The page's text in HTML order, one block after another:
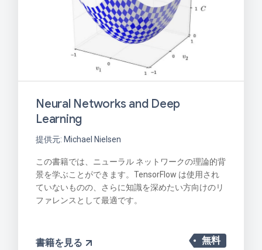
Neural Networks and Deep
Learning
提供元: Michael Nielsen
この書籍では、ニューラル ネットワークの理論的背
景を学ぶことができます。TensorFlow は使用され
ていないものの、さらに知識を深めたい方向けのリ
ファレンスとして最適です。
無料
書籍を見る